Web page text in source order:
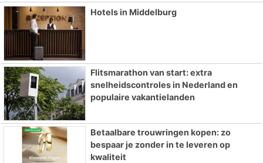
Hotels in Middelburg
Flitsmarathon van start: extra
snelheidscontroles in Nederland en
populaire vakantielanden
Betaalbare trouwringen kopen: zo
bespaar je zonder in te leveren op
kwaliteit